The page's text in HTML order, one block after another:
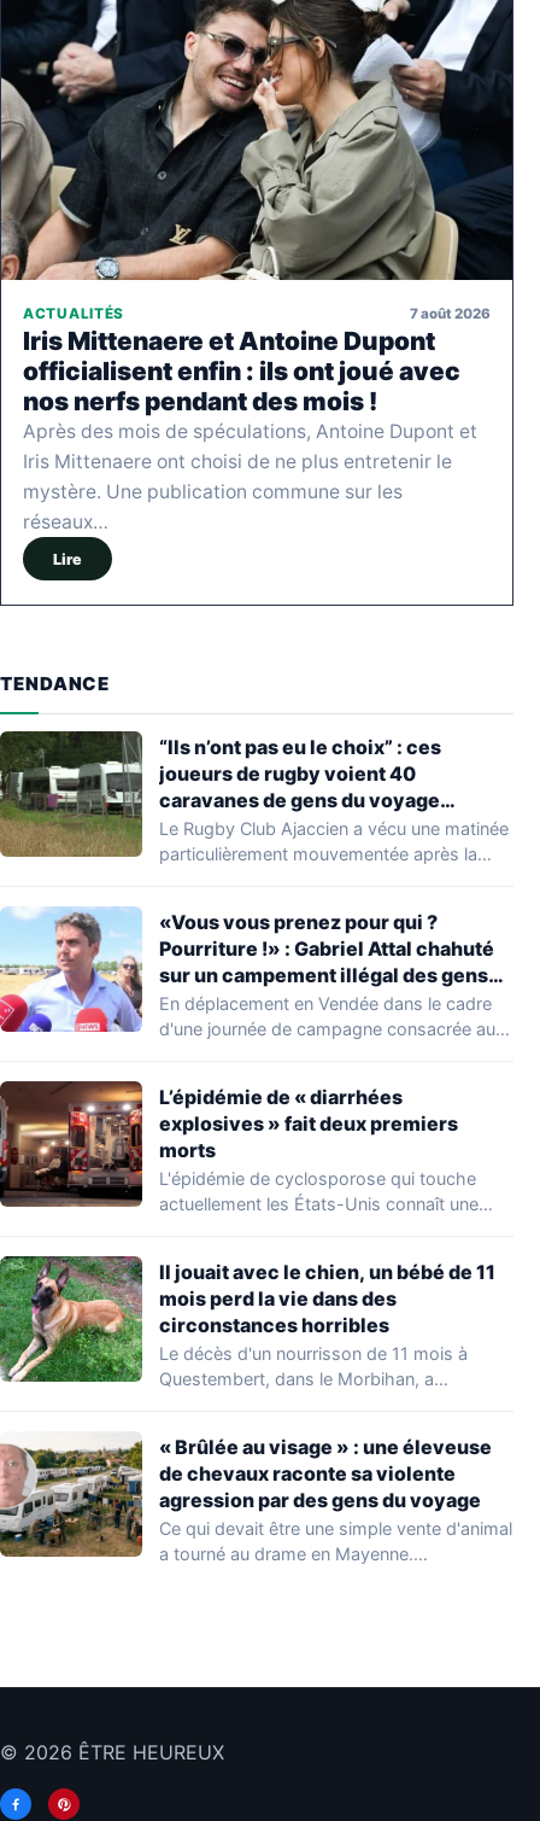
ACTUALITÉS 7 août 2026
Iris Mittenaere et Antoine Dupont
officialisent enfin : ils ont joué avec
nos nerfs pendant des mois !
Après des mois de spéculations, Antoine Dupont et
Iris Mittenaere ont choisi de ne plus entretenir le
mystère. Une publication commune sur les
réseaux…
Lire
TENDANCE
“Ils n’ont pas eu le choix” : ces
joueurs de rugby voient 40
caravanes de gens du voyage
s’installer dans leur stade, ils les
délogent en moins d’1 heure
Le Rugby Club Ajaccien a vécu une matinée
particulièrement mouvementée après la
«Vous vous prenez pour qui ?
Pourriture !» : Gabriel Attal chahuté
sur un campement illégal des gens
du voyage
En déplacement en Vendée dans le cadre
d'une journée de campagne consacrée aux
L’épidémie de « diarrhées
explosives » fait deux premiers
morts
L'épidémie de cyclosporose qui touche
actuellement les États-Unis connaît une
Il jouait avec le chien, un bébé de 11
mois perd la vie dans des
circonstances horribles
Le décès d'un nourrisson de 11 mois à
Questembert, dans le Morbihan, a
« Brûlée au visage » : une éleveuse
de chevaux raconte sa violente
agression par des gens du voyage
Ce qui devait être une simple vente d'animal
a tourné au drame en Mayenne.…
© 2026 ÊTRE HEUREUX